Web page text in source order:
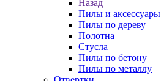
Назад
Пилы и аксессуары
Пилы по дереву
Полотна
Стусла
Пилы по бетону
Пилы по металлу